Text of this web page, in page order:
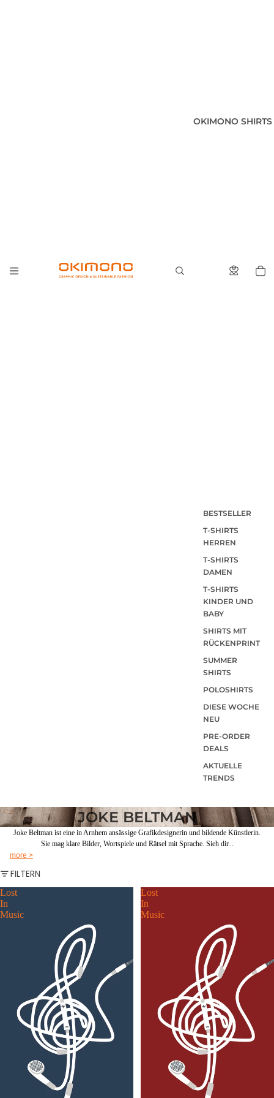
OKIMONO SHIRTS
BESTSELLER
T-SHIRTS
HERREN
T-SHIRTS
DAMEN
T-SHIRTS
KINDER UND
BABY
SHIRTS MIT
RÜCKENPRINT
SUMMER
SHIRTS
POLOSHIRTS
DIESE WOCHE
NEU
PRE-ORDER
DEALS
AKTUELLE
TRENDS
JOKE BELTMAN
Joke Beltman ist eine in Arnhem ansässige Grafikdesignerin und bildende Künstlerin.
Sie mag klare Bilder, Wortspiele und Rätsel mit Sprache. Sieh dir...
more >
FILTERN
Lost
In
Music
Lost
In
Music